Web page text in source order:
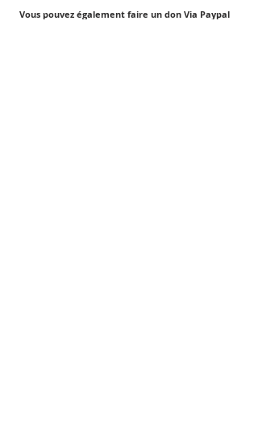
Vous pouvez également faire un don Via Paypal